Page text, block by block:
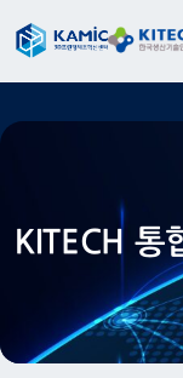
KITECH 통